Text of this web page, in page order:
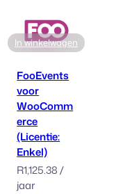
In winkelwagen
FooEvents
voor
WooComm
erce
(Licentie:
Enkel)
R1,125.38 /
jaar